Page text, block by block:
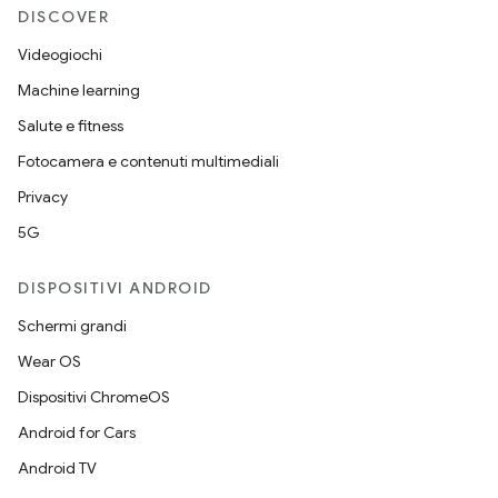
DISCOVER
Videogiochi
Machine learning
Salute e fitness
Fotocamera e contenuti multimediali
Privacy
5G
DISPOSITIVI ANDROID
Schermi grandi
Wear OS
Dispositivi ChromeOS
Android for Cars
Android TV